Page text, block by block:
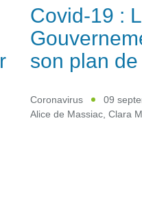
Covid-19 :
son plan
Coronavirus
09
Alice de Massiac, Clara